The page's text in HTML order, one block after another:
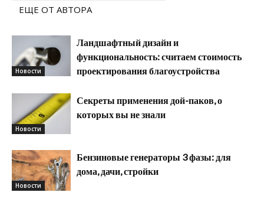
ЕЩЕ ОТ АВТОРА
Новости
Ландшафтный дизайн и
функциональность: считаем стоимость
проектирования благоустройства
Новости
Секреты применения дой-паков, о
которых вы не знали
Новости
Бензиновые генераторы 3 фазы: для
дома, дачи, стройки